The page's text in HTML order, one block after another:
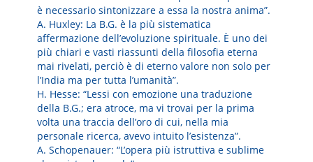
è necessario sintonizzare a essa la nostra anima”.
A. Huxley: La B.G. è la più sistematica
affermazione dell’evo­lu­zione spirituale. È uno dei
più chiari e vasti riassunti della filosofia eterna
mai rivelati, perciò è di eterno valore non solo per
l’India ma per tutta l’umanità”.
H. Hesse: “Lessi con emozione una traduzione
della B.G.; era atroce, ma vi trovai per la prima
volta una traccia dell’oro di cui, nella mia
personale ricerca, avevo intuito l’esistenza”.
A. Schopenauer: “L’opera più istruttiva e sublime